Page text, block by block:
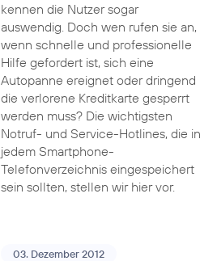
kennen die Nutzer sogar
auswendig. Doch wen rufen sie an,
wenn schnelle und professionelle
Hilfe gefordert ist, sich eine
Autopanne ereignet oder dringend
die verlorene Kreditkarte gesperrt
werden muss? Die wichtigsten
Notruf- und Service-Hotlines, die in
jedem Smartphone-
Telefonverzeichnis eingespeichert
sein sollten, stellen wir hier vor.
03. Dezember 2012